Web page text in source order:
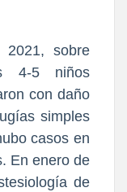
2021, sobre
4-5 niños
con daño
simples
casos en
En enero de
de